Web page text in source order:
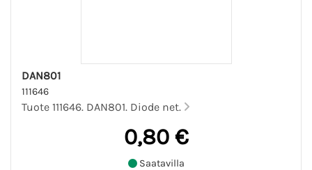
DAN801
111646
Tuote 111646. DAN801. Diode net.
0,80 €
Saatavilla